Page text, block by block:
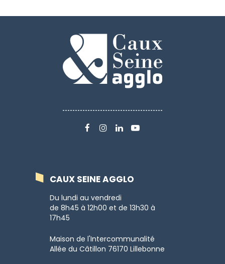
Facebook
TwitterLinkedIn
email
LIEN
FACEBOOK
LIEN
INSTAGRAM
LIEN
LINKEDIN
LIEN
CAUX SEINE AGGLO
Du lundi au vendredi
de 8h45 à 12h00 et de 13h30 à
17h45
Maison de l'Intercommunalité
Allée du Câtillon 76170 Lillebonne